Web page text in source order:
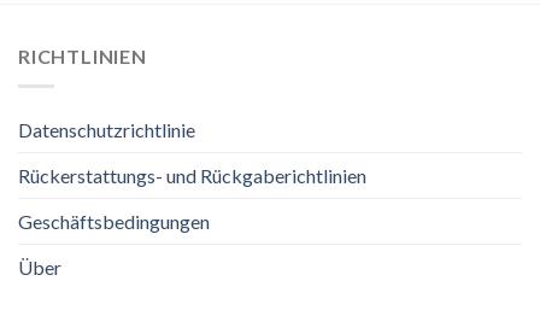
RICHTLINIEN
Datenschutzrichtlinie
Rückerstattungs- und Rückgaberichtlinien
Geschäftsbedingungen
Über